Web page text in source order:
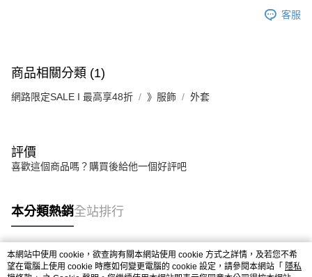
客服
商品相關分類 (1)
網路限定SALE I 最高享48折 》服飾 外套
評價
喜歡這個商品嗎？購買後給他一個好評吧
本分類熱銷全站排行
熱門標籤
本網站中使用 cookie，欲查詢有關本網站使用 cookie 方式之詳情，及若您不希
望在電腦上使用 cookie 時應如何變更電腦的 cookie 設定，請參閱本網站「 隱私